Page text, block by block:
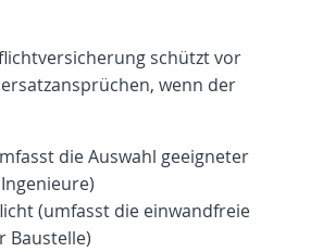
schützt vor
wenn der
die Auswahl geeigneter
(umfasst die einwandfreie
Baustelle)